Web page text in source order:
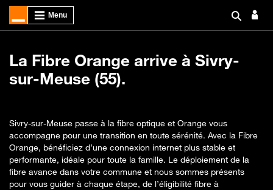
La Fibre Orange arrive à Sivry-
sur-Meuse (55).
Sivry-sur-Meuse passe à la fibre optique et Orange vous
accompagne pour une transition en toute sérénité. Avec la Fibre
Orange, bénéficiez d’une connexion internet plus stable et
performante, idéale pour toute la famille. Le déploiement de la
fibre avance dans votre commune et nous sommes présents
pour vous guider à chaque étape, de l’éligibilité fibre à